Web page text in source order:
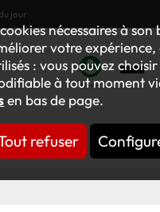
nécessaires à son
votre expérience,
: vous pouvez choisir
à tout moment
en bas de page.
refuser
du jour
Mon
compte